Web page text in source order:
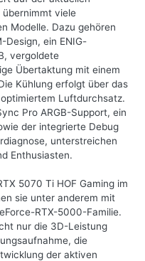
viele
Modelle. Dazu gehören
Design, ein ENIG-
vergoldete
Übertaktung mit einem
Kühlung erfolgt über das
Luftdurchsatz.
Pro ARGB-Support, ein
der integrierte Debug
unterstreichen
Enthusiasten.
5070 Ti HOF Gaming im
sie unter anderem mit
RTX-5000-Familie.
nur die 3D-Leistung
die
der aktiven